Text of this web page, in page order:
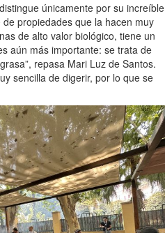
únicamente por su increíble
propiedades que la hacen muy
de alto valor biológico, tiene un
aún más importante: se trata de
repasa Mari Luz de Santos.
sencilla de digerir, por lo que se